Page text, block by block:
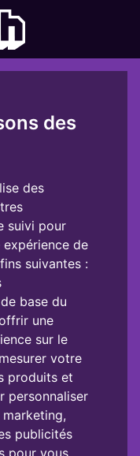
des
des
suivi pour
de
suivantes :
base du
une
sur le
votre
produits et
personnaliser
,
publicités
pour vous.